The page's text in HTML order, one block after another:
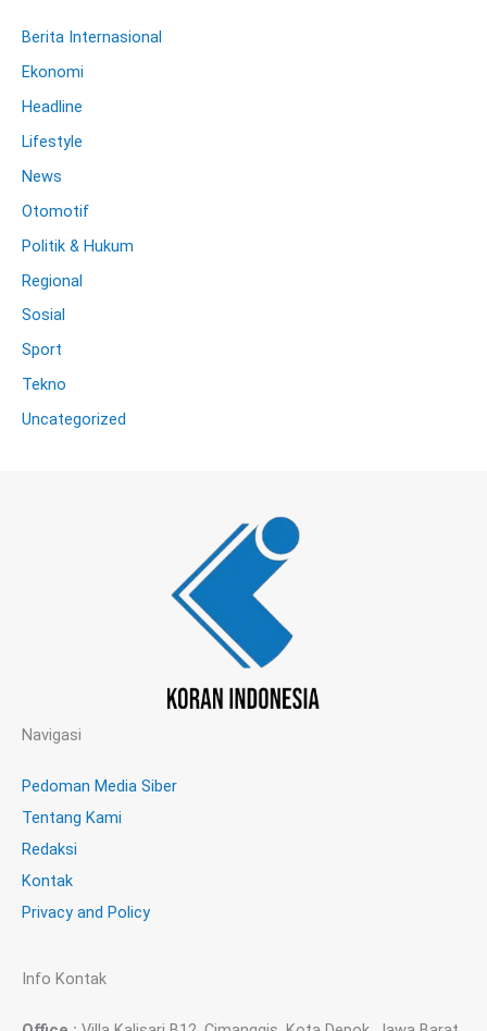
Berita Internasional
Ekonomi
Headline
Lifestyle
News
Otomotif
Politik & Hukum
Regional
Sosial
Sport
Tekno
Uncategorized
Navigasi
Pedoman Media Siber
Tentang Kami
Redaksi
Kontak
Privacy and Policy
Info Kontak